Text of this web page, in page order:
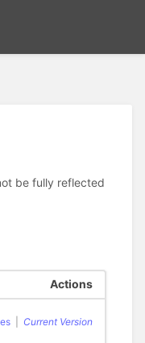
be fully reflected
Actions
Current Version